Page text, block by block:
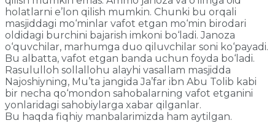
holatlarni e’lon qilish mumkin. Chunki bu orqali
masjiddagi mo‘minlar vafot etgan mo‘min birodari
oldidagi burchini bajarish imkoni bo‘ladi. Janoza
o‘quvchilar, marhumga duo qiluvchilar soni ko‘payadi.
Bu albatta, vafot etgan banda uchun foyda bo‘ladi.
Rasululloh sollallohu alayhi vasallam masjidda
Najoshiyning, Mu’ta jangida Ja’far ibn Abu Tolib kabi
bir necha qo‘mondon sahobalarning vafot etganini
yonlaridagi sahobiylarga xabar qilganlar.
Bu haqda fiqhiy manbalarimizda ham aytilgan.